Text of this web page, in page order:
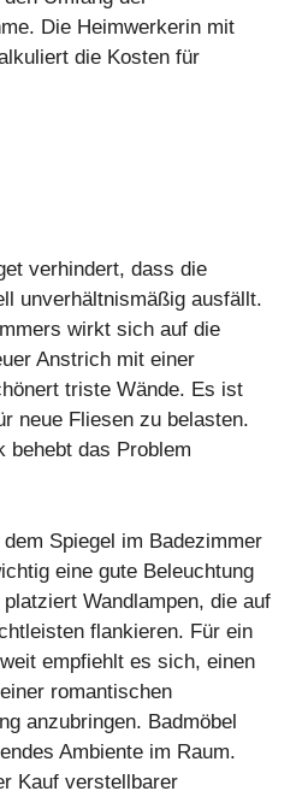
Die Heimwerkerin mit
die Kosten für
verhindert, dass die
unverhältnismäßig ausfällt.
wirkt sich auf die
Anstrich mit einer
triste Wände. Es ist
neue Fliesen zu belasten.
behebt das Problem
Spiegel im Badezimmer
eine gute Beleuchtung
Wandlampen, die auf
flankieren. Für ein
empfiehlt es sich, einen
romantischen
anzubringen. Badmöbel
Ambiente im Raum.
Kauf verstellbarer